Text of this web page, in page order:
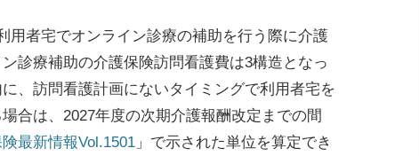
者宅でオンライン診療の補助を行う際に介護
診療補助の介護保険訪問看護費は3構造となっ
、訪問看護計画にないタイミングで利用者宅を
合は、2027年度の次期介護報酬改定までの間
最新情報Vol.1501 」で示された単位を算定でき